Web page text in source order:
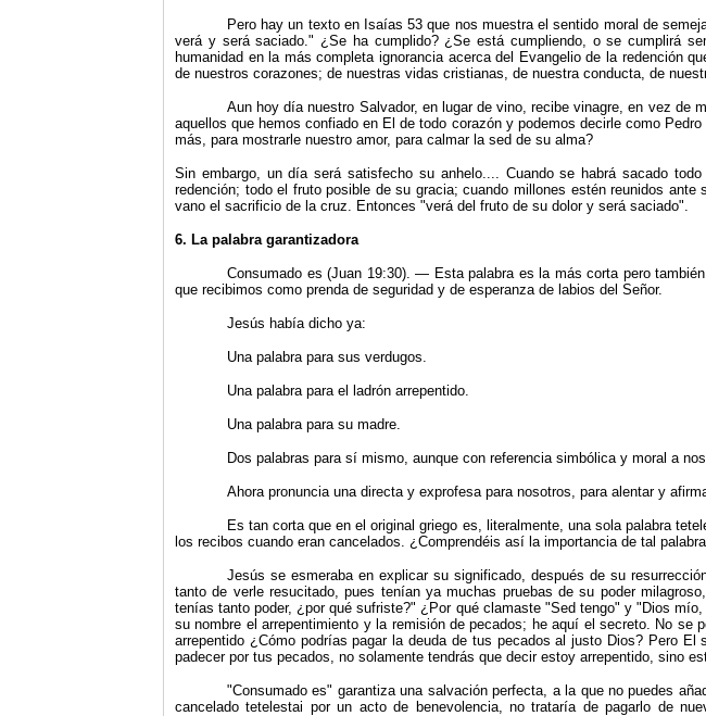
Pero hay un texto en Isaías 53 que nos muestra el sen­tido moral de
verá y será saciado." ¿Se ha cumplido? ¿Se está cumpliendo, o se cumplirá
humanidad en la más completa ignorancia acerca del Evangelio de la redención
de nuestros corazones; de nuestras vidas cristianas, de nuestra conducta, de
Aun hoy día nuestro Salvador, en lugar de vino, recibe vinagre, en vez de
aquellos que hemos confiado en El de todo corazón y podemos de­cirle como Pedro
más, para mostrarle nuestro amor, para calmar la sed de su alma?
Sin embargo, un día será satisfecho su anhelo.... Cuando se habrá sacado
redención; todo el fruto posible de su gracia; cuando millones estén reunidos
vano el sacrificio de la cruz. Entonces "verá del fruto de su dolor y será saciado".
6. La palabra garantizadora
Consumado es (Juan 19:30). — Esta palabra es la más corta pero
que recibimos como prenda de seguridad y de esperanza de labios del Señor.
Jesús había dicho ya:
Una palabra para sus verdugos.
Una palabra para el ladrón arrepentido.
Una palabra para su madre.
Dos palabras para sí mismo, aunque con referencia simbólica y moral a
Ahora pronuncia una directa y exprofesa para nosotros, para alentar y
Es tan corta que en el original griego es, literalmente, una sola palabra
los recibos cuando eran cancelados. ¿Comprendéis así la importancia de tal
Jesús se esmeraba en explicar su significado, después de su
tanto de verle resucitado, pues tenían ya muchas pruebas de su poder
tenías tanto poder, ¿por qué sufriste?" ¿Por qué clamaste "Sed tengo" y " Dios
su nombre el arrepentimiento y la remisión de pecados; he aquí el secreto. No
arrepentido ¿Cómo podrías pagar la deuda de tus pecados al justo Dios? Pero
padecer por tus pecados, no solamente tendrás que decir estoy arrepentido, sino
"Consumado es" garantiza una salvación perfecta, a la que no puedes
cancelado tetelestai por un acto de benevolencia, no trataría de pagarlo de